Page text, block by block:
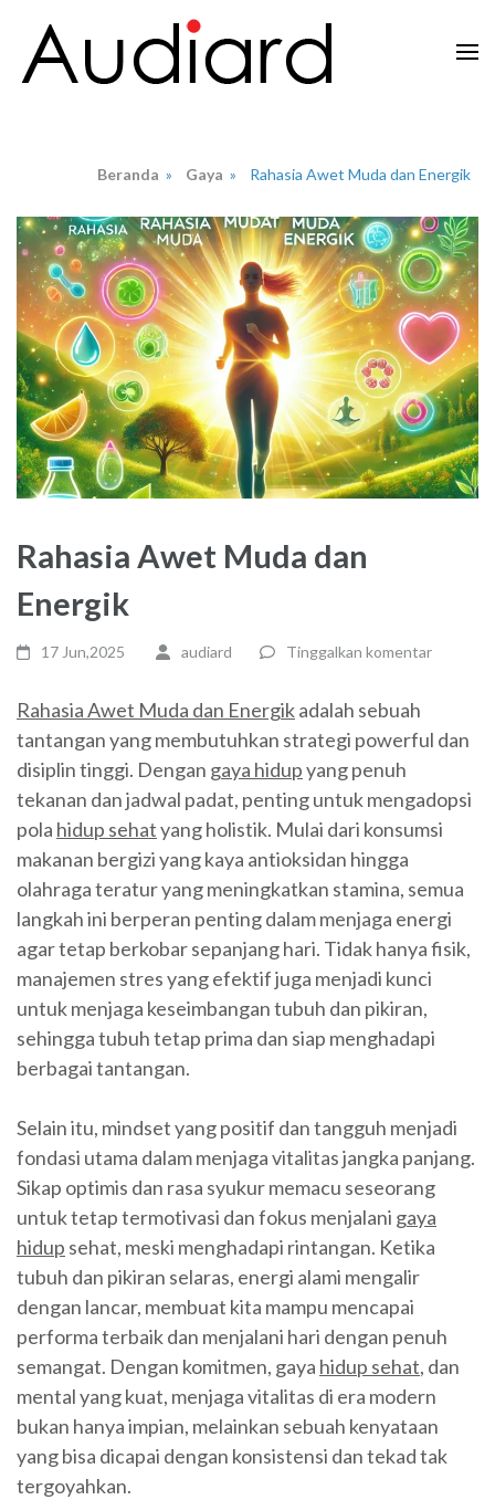
konten
Beranda » Gaya » Rahasia Awet Muda dan Energik
Rahasia Awet Muda dan
Energik
17 Jun,2025 audiard Tinggalkan komentar
Rahasia Awet Muda dan Energikadalah sebuah
tantangan yang membutuhkan strategi powerful dan
disiplin tinggi. Dengan gaya hidupyang penuh
tekanan dan jadwal padat, penting untuk mengadopsi
pola hidup sehatyang holistik. Mulai dari konsumsi
makanan bergizi yang kaya antioksidan hingga
olahraga teratur yang meningkatkan stamina, semua
langkah ini berperan penting dalam menjaga energi
agar tetap berkobar sepanjang hari. Tidak hanya fisik,
manajemen stres yang efektif juga menjadi kunci
untuk menjaga keseimbangan tubuh dan pikiran,
sehingga tubuh tetap prima dan siap menghadapi
berbagai tantangan.
Selain itu, mindset yang positif dan tangguh menjadi
fondasi utama dalam menjaga vitalitas jangka panjang.
Sikap optimis dan rasa syukur memacu seseorang
untuk tetap termotivasi dan fokus menjalani gaya
hidup sehat, meski menghadapi rintangan. Ketika
tubuh dan pikiran selaras, energi alami mengalir
dengan lancar, membuat kita mampu mencapai
performa terbaik dan menjalani hari dengan penuh
semangat. Dengan komitmen, gaya hidup sehat, dan
mental yang kuat, menjaga vitalitas di era modern
bukan hanya impian, melainkan sebuah kenyataan
yang bisa dicapai dengan konsistensi dan tekad tak
tergoyahkan.